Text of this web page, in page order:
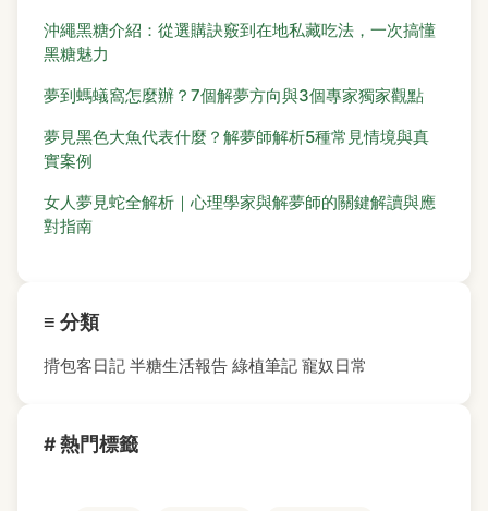
沖繩黑糖介紹：從選購訣竅到在地私藏吃法，一次搞懂
黑糖魅力
夢到螞蟻窩怎麼辦？7個解夢方向與3個專家獨家觀點
夢見黑色大魚代表什麼？解夢師解析5種常見情境與真
實案例
女人夢見蛇全解析｜心理學家與解夢師的關鍵解讀與應
對指南
≡ 分類
揹包客日記 半糖生活報告 綠植筆記 寵奴日常
# 熱門標籤